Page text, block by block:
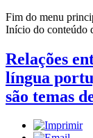
Fim do menu
Início do conteúdo
Relações
língua
são temas